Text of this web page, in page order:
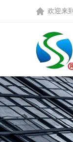
欢迎来到